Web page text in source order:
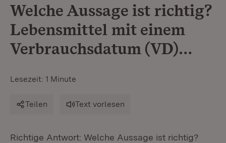
Welche Aussage ist richtig?
Lebensmittel mit einem
Verbrauchsdatum (VD)…
Lesezeit: 1 Minute
Teilen Text vorlesen
Richtige Antwort: Welche Aussage ist richtig?